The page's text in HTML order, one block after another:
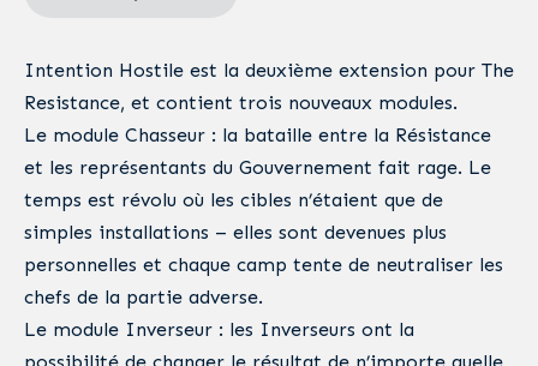
Intention Hostile est la deuxième extension pour The
Resistance, et contient trois nouveaux modules.
Le module Chasseur : la bataille entre la Résistance
et les représentants du Gouvernement fait rage. Le
temps est révolu où les cibles n’étaient que de
simples installations – elles sont devenues plus
personnelles et chaque camp tente de neutraliser les
chefs de la partie adverse.
Le module Inverseur : les Inverseurs ont la